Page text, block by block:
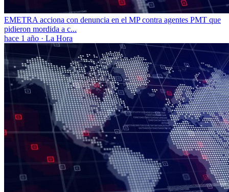
EMETRA acciona con denuncia en el MP contra agentes PMT que
pidieron mordida a c...
hace 1 año · La Hora